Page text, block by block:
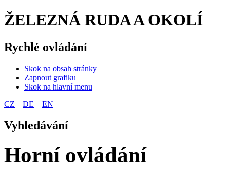
ŽELEZNÁ RUDA A OKOLÍ
Rychlé ovládání
Skok na obsah stránky
Zapnout grafiku
Skok na hlavní menu
CZ
DE EN
Vyhledávání
Horní ovládání